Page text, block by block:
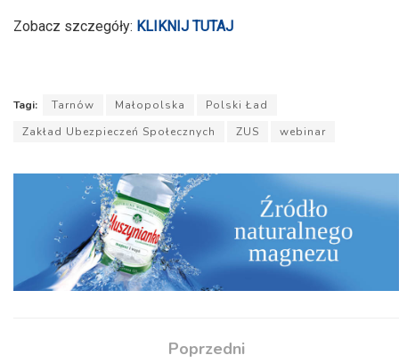
Zobacz szczegóły: KLIKNIJ TUTAJ
Tagi: Tarnów Małopolska
Polski Ład
Zakład Ubezpieczeń Społecznych
ZUS webinar
Poprzedni